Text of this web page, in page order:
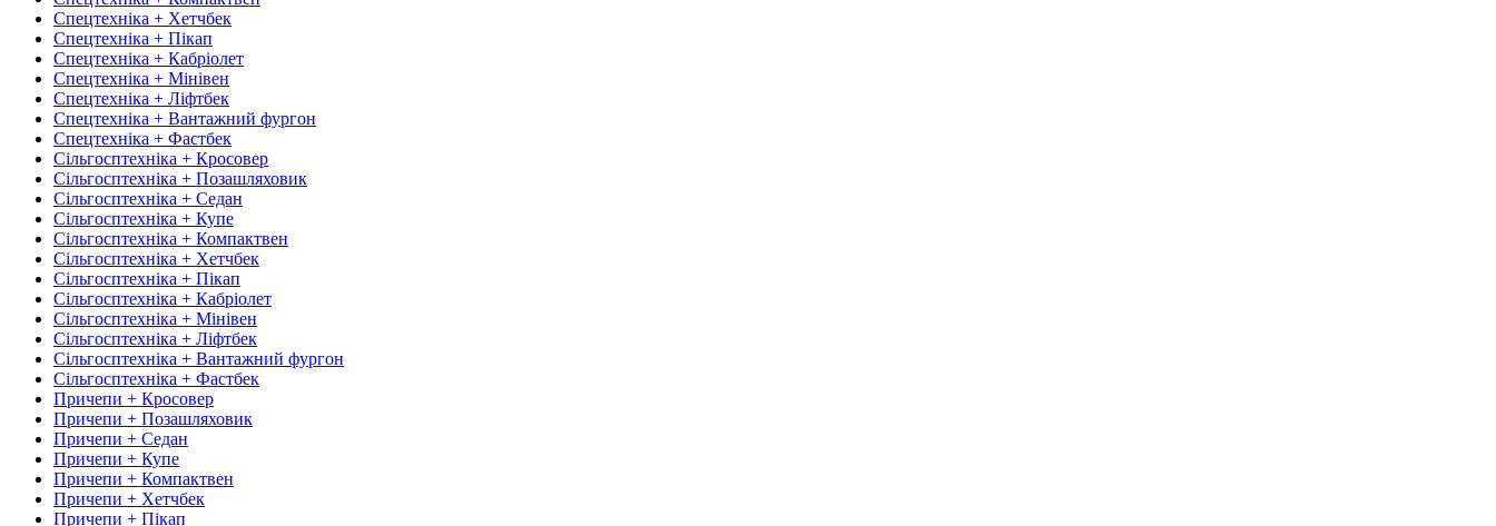
Спецтехніка + Хетчбек
Спецтехніка + Пікап
Спецтехніка + Кабріолет
Спецтехніка + Мінівен
Спецтехніка + Ліфтбек
Спецтехніка + Вантажний фургон
Спецтехніка + Фастбек
Сільгосптехніка + Кросовер
Сільгосптехніка + Позашляховик
Сільгосптехніка + Седан
Сільгосптехніка + Купе
Сільгосптехніка + Компактвен
Сільгосптехніка + Хетчбек
Сільгосптехніка + Пікап
Сільгосптехніка + Кабріолет
Сільгосптехніка + Мінівен
Сільгосптехніка + Ліфтбек
Сільгосптехніка + Вантажний фургон
Сільгосптехніка + Фастбек
Причепи + Кросовер
Причепи + Позашляховик
Причепи + Седан
Причепи + Купе
Причепи + Компактвен
Причепи + Хетчбек
Причепи + Пікап